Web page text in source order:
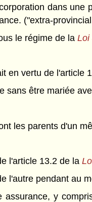
dans
("extra-
le régime de la Loi
en vertu de l'article
sans être mariée
les parents d'un
l'article 13.2 de la
l'autre pendant au
assurance, y